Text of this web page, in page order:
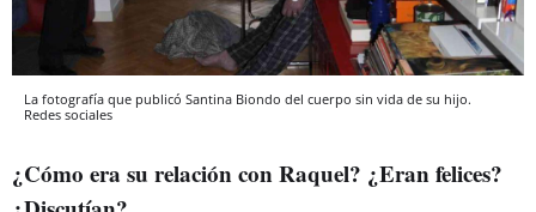
La fotografía que publicó Santina Biondo del cuerpo sin vida de su hijo.
Redes sociales
¿Cómo era su relación con Raquel? ¿Eran felices?